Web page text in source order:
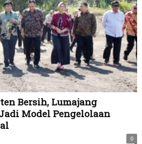
Bersih, Lumajang
Model Pengelolaan
0